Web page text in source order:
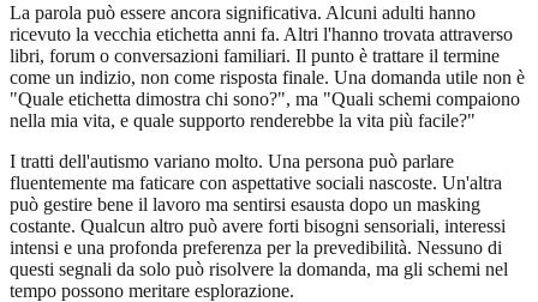
La parola può essere ancora significativa. Alcuni adulti hanno
ricevuto la vecchia etichetta anni fa. Altri l'hanno trovata attraverso
libri, forum o conversazioni familiari. Il punto è trattare il termine
come un indizio, non come risposta finale. Una domanda utile non è
"Quale etichetta dimostra chi sono?", ma "Quali schemi compaiono
nella mia vita, e quale supporto renderebbe la vita più facile?"
I tratti dell'autismo variano molto. Una persona può parlare
fluentemente ma faticare con aspettative sociali nascoste. Un'altra
può gestire bene il lavoro ma sentirsi esausta dopo un masking
costante. Qualcun altro può avere forti bisogni sensoriali, interessi
intensi e una profonda preferenza per la prevedibilità. Nessuno di
questi segnali da solo può risolvere la domanda, ma gli schemi nel
tempo possono meritare esplorazione.